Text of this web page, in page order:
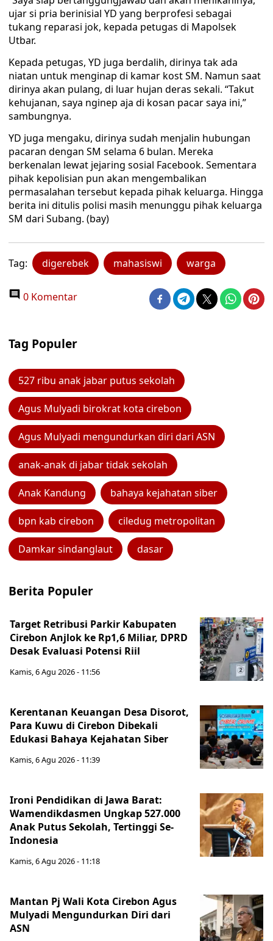
ujar si pria berinisial YD yang berprofesi sebagai
tukang reparasi jok, kepada petugas di Mapolsek
Utbar.
Kepada petugas, YD juga berdalih, dirinya tak ada
niatan untuk menginap di kamar kost SM. Namun saat
dirinya akan pulang, di luar hujan deras sekali. “Takut
kehujanan, saya nginep aja di kosan pacar saya ini,”
sambungnya.
YD juga mengaku, dirinya sudah menjalin hubungan
pacaran dengan SM selama 6 bulan. Mereka
berkenalan lewat jejaring sosial Facebook. Sementara
pihak kepolisian pun akan mengembalikan
permasalahan tersebut kepada pihak keluarga. Hingga
berita ini ditulis polisi masih menunggu pihak keluarga
SM dari Subang. (bay)
Tag: digerebek mahasiswi warga
0 Komentar
Tag Populer
527 ribu anak jabar putus sekolah
Agus Mulyadi birokrat kota cirebon
Agus Mulyadi mengundurkan diri dari ASN
anak-anak di jabar tidak sekolah
Anak Kandung bahaya kejahatan siber
bpn kab cirebon ciledug metropolitan
Damkar sindanglaut dasar
Berita Populer
Target Retribusi Parkir Kabupaten
Cirebon Anjlok ke Rp1,6 Miliar, DPRD
Desak Evaluasi Potensi Riil
Kamis, 6 Agu 2026 - 11:56
Kerentanan Keuangan Desa Disorot,
Para Kuwu di Cirebon Dibekali
Edukasi Bahaya Kejahatan Siber
Kamis, 6 Agu 2026 - 11:39
Ironi Pendidikan di Jawa Barat:
Wamendikdasmen Ungkap 527.000
Anak Putus Sekolah, Tertinggi Se-
Indonesia
Kamis, 6 Agu 2026 - 11:18
Mantan Pj Wali Kota Cirebon Agus
Mulyadi Mengundurkan Diri dari
ASN